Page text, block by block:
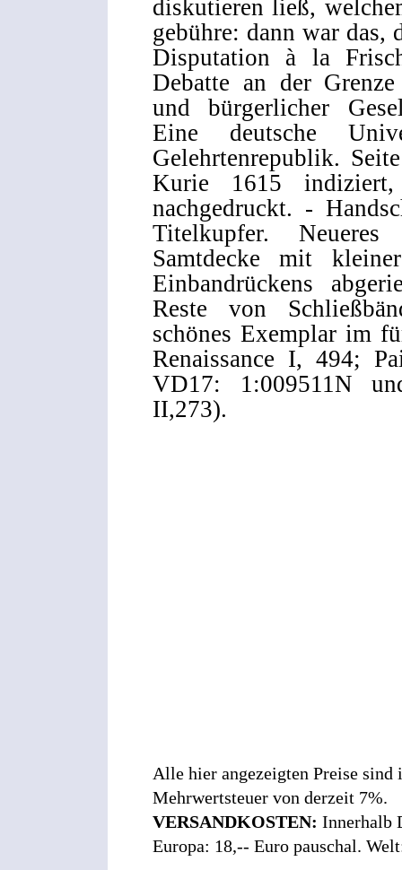
diskutieren ließ,
gebühre: dann war das,
Disputation à la
Debatte an der
und bürgerlicher
Eine deutsche
Gelehrtenrepublik.
Kurie 1615
nachgedruckt. -
Titelkupfer.
Samtdecke mit
Einbandrückens
Reste von
schönes Exemplar im
Renaissance I, 494;
VD17: 1:009511N
II,273).
Alle hier angezeigten Preise
Mehrwertsteuer von derzeit 7%.
VERSANDKOSTEN: Innerhalb
Europa: 18,-- Euro pauschal.